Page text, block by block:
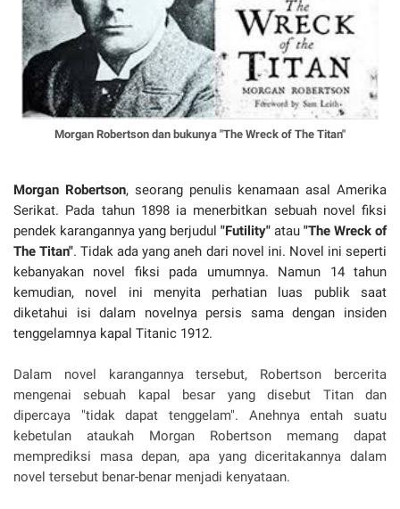
Morgan Robertson dan bukunya "The Wreck of The Titan"
Morgan Robertson, seorang penulis kenamaan asal Amerika
Serikat. Pada tahun 1898 ia menerbitkan sebuah novel fiksi
pendek karangannya yang berjudul "Futility" atau "The Wreck of
The Titan". Tidak ada yang aneh dari novel ini. Novel ini seperti
kebanyakan novel fiksi pada umumnya. Namun 14 tahun
kemudian, novel ini menyita perhatian luas publik saat
diketahui isi dalam novelnya persis sama dengan insiden
tenggelamnya kapal Titanic 1912.
Dalam novel karangannya tersebut, Robertson bercerita
mengenai sebuah kapal besar yang disebut Titan dan
dipercaya "tidak dapat tenggelam". Anehnya entah suatu
kebetulan ataukah Morgan Robertson memang dapat
memprediksi masa depan, apa yang diceritakannya dalam
novel tersebut benar-benar menjadi kenyataan.